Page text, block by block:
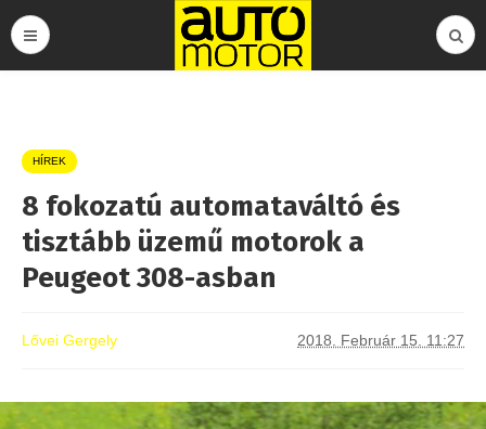
HÍREK
8 fokozatú automataváltó és
tisztább üzemű motorok a
Peugeot 308-asban
Lővei Gergely 2018. Február 15. 11:27